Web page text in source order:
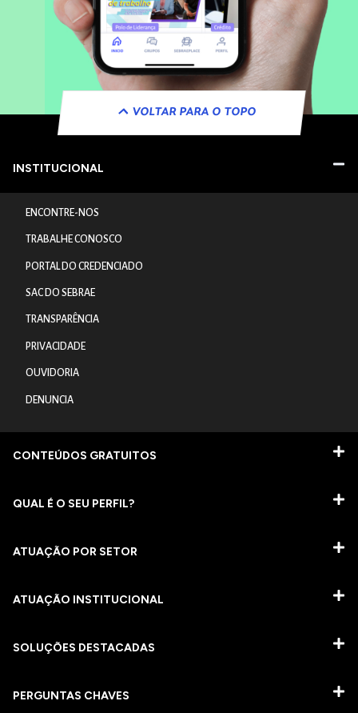
VOLTAR PARA O TOPO
INSTITUCIONAL
ENCONTRE-NOS
TRABALHE CONOSCO
PORTAL DO CREDENCIADO
SAC DO SEBRAE
TRANSPARÊNCIA
PRIVACIDADE
OUVIDORIA
DENUNCIA
CONTEÚDOS GRATUITOS
QUAL É O SEU PERFIL?
ATUAÇÃO POR SETOR
ATUAÇÃO INSTITUCIONAL
SOLUÇÕES DESTACADAS
PERGUNTAS CHAVES​